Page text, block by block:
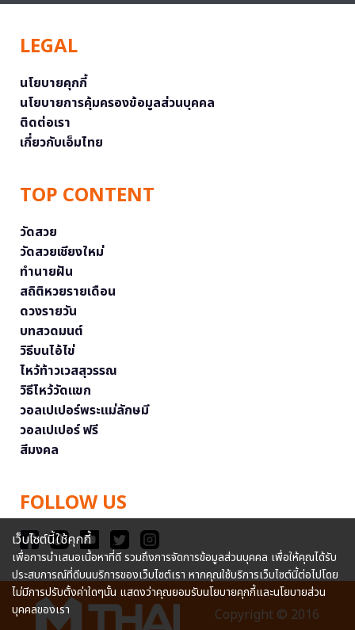
LEGAL
นโยบายคุกกี้
นโยบายการคุ้มครองข้อมูลส่วนบุคคล
ติดต่อเรา
เกี่ยวกับเอ็มไทย
TOP CONTENT
วัดสวย
วัดสวยเชียงใหม่
ทำนายฝัน
สถิติหวยรายเดือน
ดวงรายวัน
บทสวดมนต์
วิธีบนไอ้ไข่
ไหว้ท้าวเวสสุวรรณ
วิธีไหว้วัดแขก
วอลเปเปอร์พระแม่ลักษมี
วอลเปเปอร์ ฟรี
สีมงคล
FOLLOW US
Copyright © 2016
เว็บไซต์นี้ใช้คุกกี้
เพื่อการนำเสนอเนื้อหาที่ดี รวมถึงการจัดการข้อมูลส่วนบุคคล เพื่อให้คุณได้รับ
ประสบการณ์ที่ดีบนบริการของเว็บไซต์เรา หากคุณใช้บริการเว็บไซต์นี้ต่อไปโดย
ไม่มีการปรับตั้งค่าใดๆนั้น แสดงว่าคุณยอมรับนโยบายคุกกี้และนโยบายส่วน
บุคคลของเรา